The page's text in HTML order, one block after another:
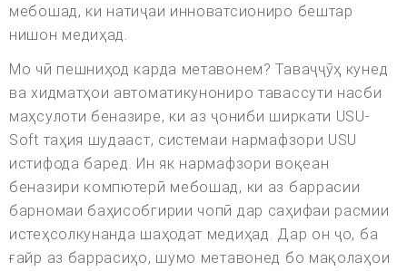
мебошад, ки натиҷаи инноватсиониро бештар
нишон медиҳад.
Мо чӣ пешниҳод карда метавонем? Таваҷҷӯҳ кунед
ва хидматҳои автоматикунониро тавассути насби
маҳсулоти беназире, ки аз ҷониби ширкати USU-
Soft таҳия шудааст, системаи нармафзори USU
истифода баред. Ин як нармафзори воқеан
беназири компютерӣ мебошад, ки аз баррасии
барномаи баҳисобгирии чопӣ дар саҳифаи расмии
истеҳсолкунанда шаҳодат медиҳад. Дар он ҷо, ба
ғайр аз баррасиҳо, шумо метавонед бо мақолаҳои